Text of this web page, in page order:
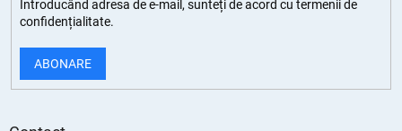
Introducând adresa de e-mail, sunteți deacord cu termenii de
confidențialitate.
ABONARE